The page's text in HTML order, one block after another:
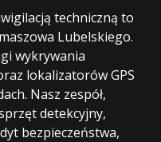
techniczną to
Lubelskiego.
wykrywania
lokalizatorów GPS
Nasz zespół,
detekcyjny,
bezpieczeństwa,